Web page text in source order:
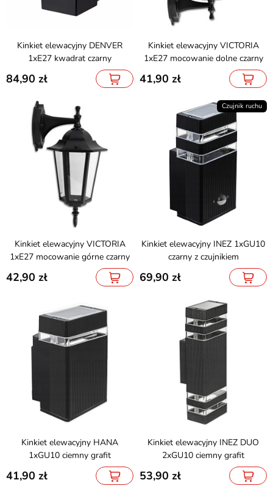
Kinkiet elewacyjny DENVER
1xE27 kwadrat czarny
84,90
Kinkiet elewacyjny VICTORIA
1xE27 mocowanie dolne czarny
41,90
Kinkiet elewacyjny VICTORIA
1xE27 mocowanie górne czarny
42,90
Czujnik ruchu
Kinkiet elewacyjny INEZ 1xGU10
czarny z czujnikiem
69,90
Kinkiet elewacyjny HANA
1xGU10 ciemny grafit
41,90
Kinkiet elewacyjny INEZ DUO
2xGU10 ciemny grafit
53,90